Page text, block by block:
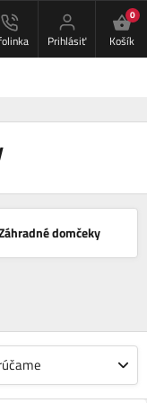
Prihlásiť
0
Košík
domčeky